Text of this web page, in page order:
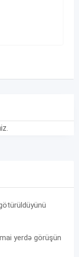
yerdə görüşün